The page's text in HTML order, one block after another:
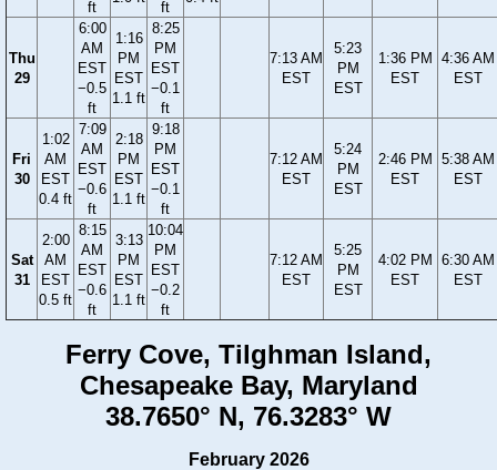
ft
ft
Thu
29
6:00
AM
EST
−0.5
ft
1:16
PM
EST
1.1 ft
8:25
PM
EST
−0.1
ft
7:13 AM
EST
5:23
PM
EST
1:36 PM
EST
4:36 AM
EST
Fri
30
1:02
AM
EST
0.4 ft
7:09
AM
EST
−0.6
ft
2:18
PM
EST
1.1 ft
9:18
PM
EST
−0.1
ft
7:12 AM
EST
5:24
PM
EST
2:46 PM
EST
5:38 AM
EST
Sat
31
2:00
AM
EST
0.5 ft
8:15
AM
EST
−0.6
ft
3:13
PM
EST
1.1 ft
10:04
PM
EST
−0.2
ft
7:12 AM
EST
5:25
PM
EST
4:02 PM
EST
6:30 AM
EST
Ferry Cove, Tilghman Island,
Chesapeake Bay, Maryland
38.7650° N, 76.3283° W
February 2026